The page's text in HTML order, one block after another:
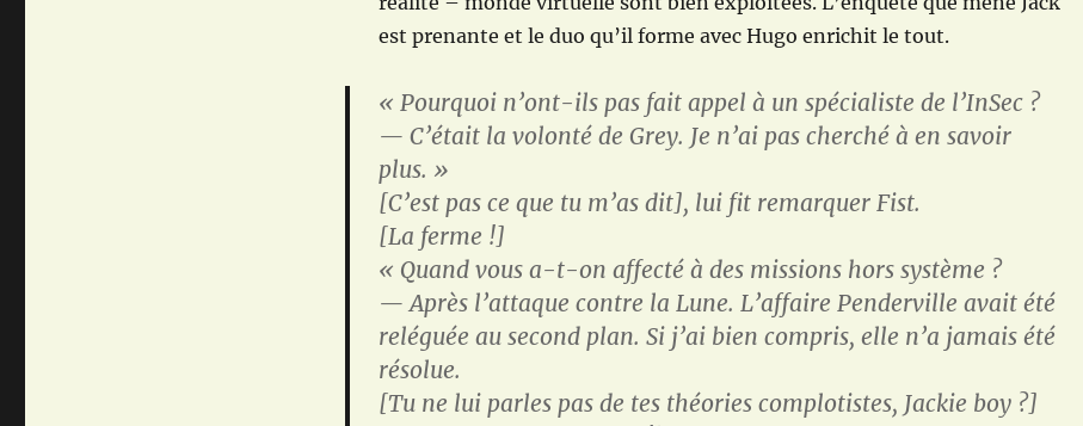
est prenante et le duo qu’il forme avec Hugo enrichit le tout.
« Pourquoi n’ont-ils pas fait appel à un spécialiste de l’InSec ?
— C’était la volonté de Grey. Je n’ai pas cherché à en savoir
plus. »
[C’est pas ce que tu m’as dit], lui fit remarquer Fist.
[La ferme !]
« Quand vous a-t-on affecté à des missions hors système ?
— Après l’attaque contre la Lune. L’affaire Penderville avait été
reléguée au second plan. Si j’ai bien compris, elle n’a jamais été
résolue.
[Tu ne lui parles pas de tes théories complotistes, Jackie boy ?]